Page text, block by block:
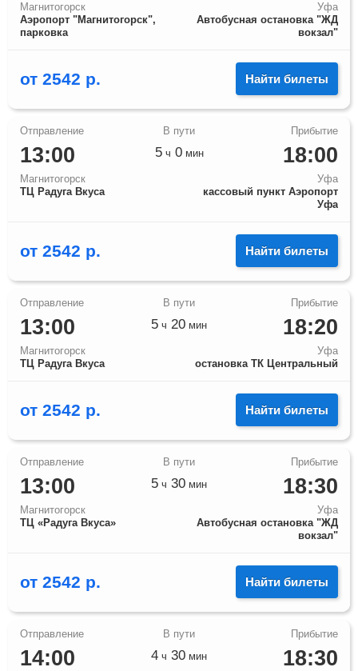
Магнитогорск
Аэропорт "Магнитогорск",
парковка
Уфа
Автобусная остановка "ЖД
вокзал"
от 2542 р. Найти билеты
13:00
Магнитогорск
ТЦ Радуга Вкуса
18:00
Уфа
кассовый пункт Аэропорт
Уфа
5ч 0мин
от 2542 р. Найти билеты
13:00
Магнитогорск
ТЦ Радуга Вкуса
18:20
Уфа
остановка ТК Центральный
5 ч 20 мин
от 2542 р. Найти билеты
13:00
Магнитогорск
ТЦ «Радуга Вкуса»
18:30
Уфа
Автобусная остановка "ЖД
вокзал"
5 ч 30 мин
от 2542 р. Найти билеты
14:00 18:30
4 ч 30 мин